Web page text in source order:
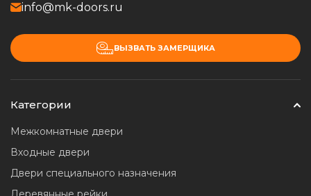
info@mk-doors.ru
ВЫЗВАТЬ ЗАМЕРЩИКА
Категории
Межкомнатные двери
Входные двери
Двери специального назначения